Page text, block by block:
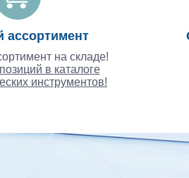
ассортимент
на складе!
в каталоге
инструментов!